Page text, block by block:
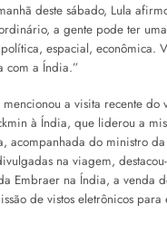
deste sábado, Lula
a gente pode ter
espacial, econômica.
com a Índia.”
a visita recente do
à Índia, que liderou a
acompanhada do ministro da
na viagem,
Embraer na Índia, a venda
de vistos eletrônicos para